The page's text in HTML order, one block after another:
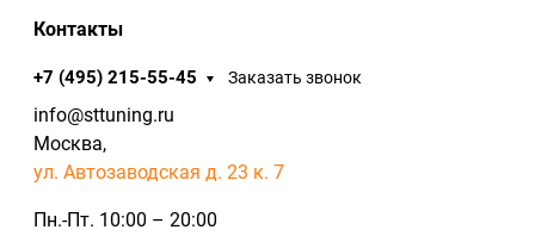
Контакты
+7 (495) 215-55-45 Заказать звонок
info@sttuning.ru
Москва,
ул. Автозаводская д. 23 к. 7
Пн.-Пт. 10:00 – 20:00